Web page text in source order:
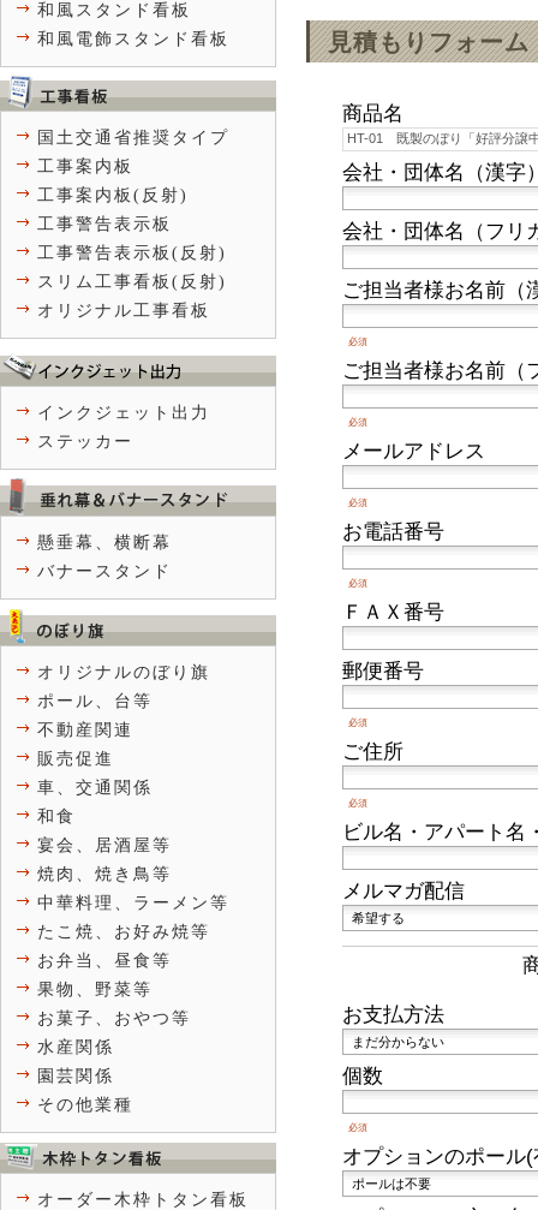
見積もりフォーム
商品名
会社・団体名（漢字
会社・団体名（フリ
ご担当者様お名前（
必須
ご担当者様お名前（
必須
メールアドレス
必須
お電話番号
必須
ＦＡＸ番号
郵便番号
必須
ご住所
必須
ビル名・アパート名
メルマガ配信
お支払方法
個数
必須
オプションのポール
和風スタンド看板
和風電飾スタンド看板
国土交通省推奨タイプ
工事案内板
工事案内板(反射)
工事警告表示板
工事警告表示板(反射)
スリム工事看板(反射)
オリジナル工事看板
インクジェット出力
ステッカー
懸垂幕、横断幕
バナースタンド
オリジナルのぼり旗
ポール、台等
不動産関連
販売促進
車、交通関係
和食
宴会、居酒屋等
焼肉、焼き鳥等
中華料理、ラーメン等
たこ焼、お好み焼等
お弁当、昼食等
果物、野菜等
お菓子、おやつ等
水産関係
園芸関係
その他業種
オーダー木枠トタン看板